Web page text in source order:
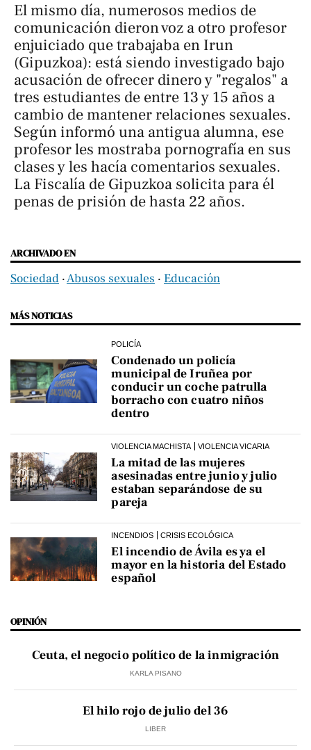
El mismo día, numerosos medios de
comunicación dieron voz a otro profesor
enjuiciado que trabajaba en Irun
(Gipuzkoa): está siendo investigado bajo
acusación de ofrecer dinero y "regalos" a
tres estudiantes de entre 13 y 15 años a
cambio de mantener relaciones sexuales.
Según informó una antigua alumna, ese
profesor les mostraba pornografía en sus
clases y les hacía comentarios sexuales.
La Fiscalía de Gipuzkoa solicita para él
penas de prisión de hasta 22 años.
ARCHIVADO EN
Sociedad ‧Abusos sexuales ‧ Educación
MÁS NOTICIAS
POLICÍA
Condenado un policía
municipal de Iruñea por
conducir un coche patrulla
borracho con cuatro niños
dentro
VIOLENCIA MACHISTA VIOLENCIA VICARIA
La mitad de las mujeres
asesinadas entre junio y julio
estaban separándose de su
pareja
INCENDIOS CRISIS ECOLÓGICA
El incendio de Ávila es ya el
mayor en la historia del Estado
español
OPINIÓN
Ceuta, el negocio político de la inmigración
KARLA PISANO
El hilo rojo de julio del 36
LIBER